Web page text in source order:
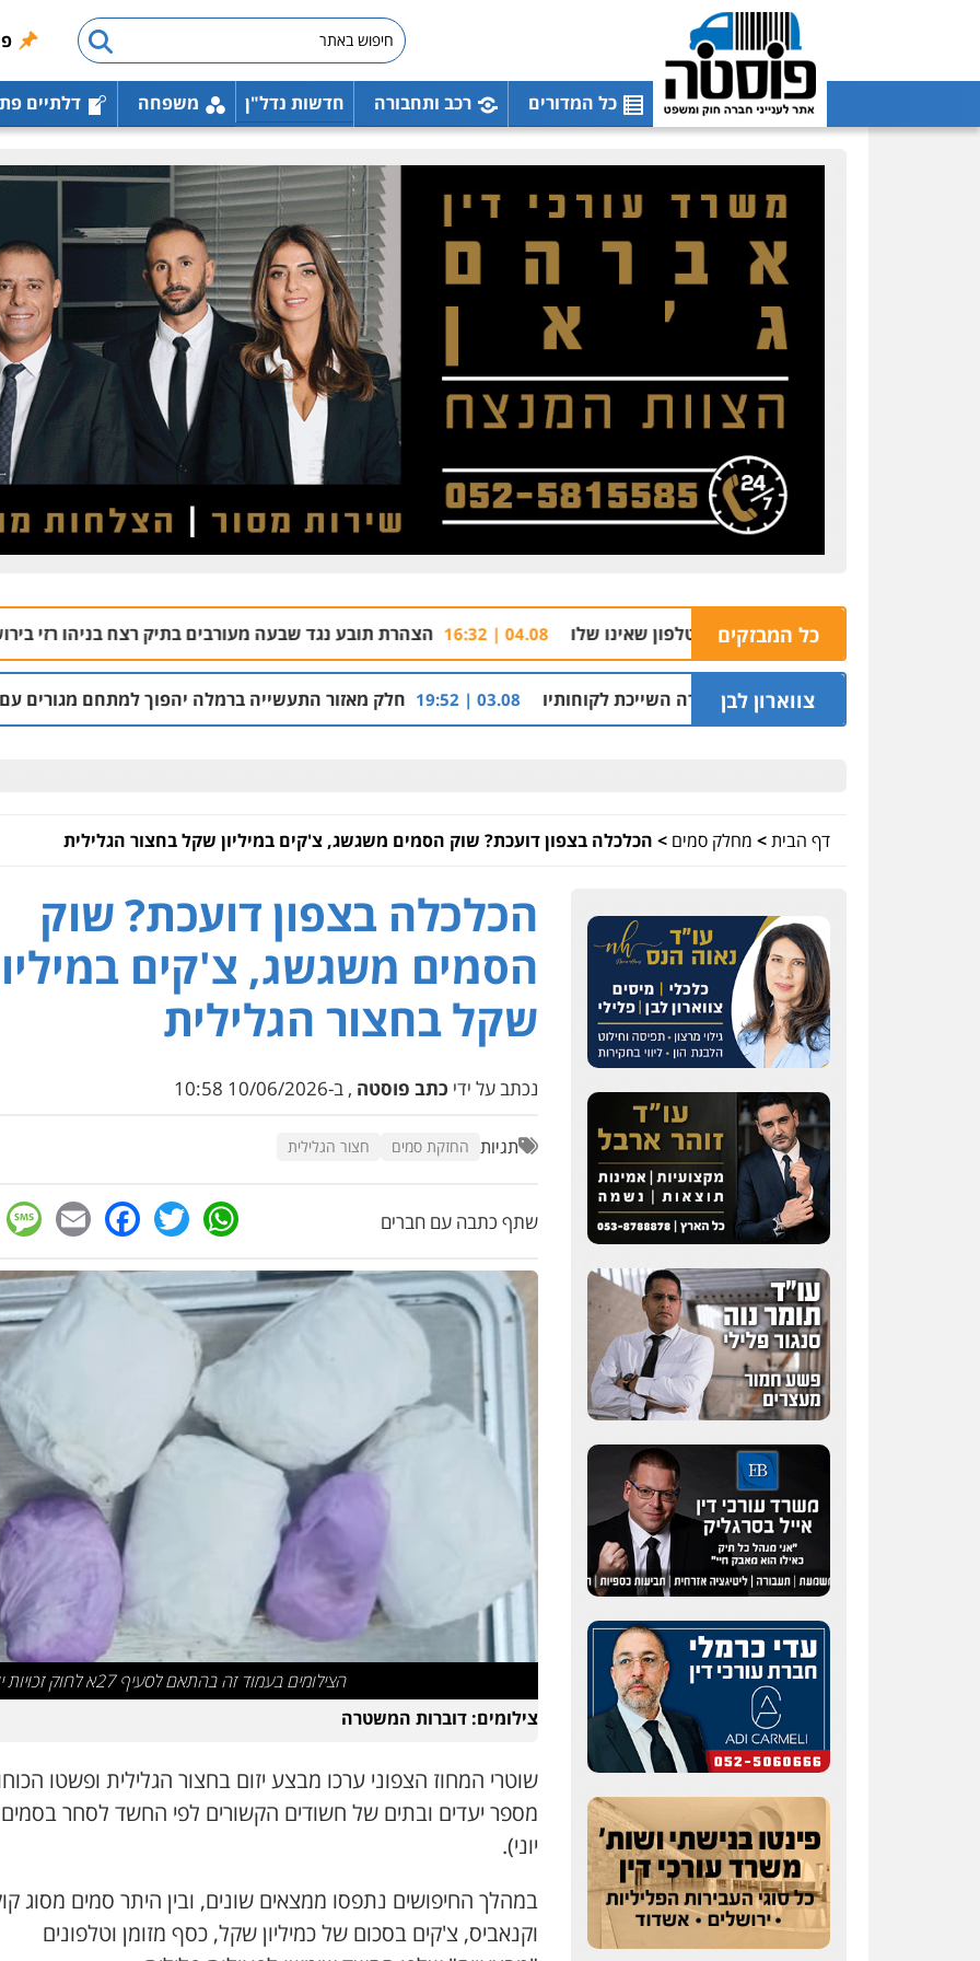
כל המדורים רכב ותחבורה חדשות נדל"ן משפחה דלתיים
כל המבזקים 04.08 | 16:32 הצהרת תובע נגד שבעה מעורבים בתיק רצח בניהו רזי בירושלים 04.08 | 13:37
צווארון לבן
שקל על דירה השייכת לקוחותיו 03.08 | 19:52 חלק מאזור התעשייה ברמלה יהפוך למתחם מגורים עם 1,700 יחידות דיור
דף הבית> מחלק סמים > הכלכלה בצפון דועכת? שוק הסמים משגשג, צ'קים במיליון שקל בחצור הגלילית
עו"ד אלון קריטי
פלילי כלכלי אלימות
סמים מעצרים
0525544654
שני אלגרבלי – משרד
עורכי דין
פלילי עורכי דין לענייני
אסירים תעבורה
0507120031
עו"ד רונן בנדל
משפט פלילי פשיעה
חמורה פלילי
0524282442
הכלכלה בצפון דועכת? שוק
הסמים משגשג, צ'קים
שקל בחצור הגלילית
נכתב על ידי כתב פוסטה , ב-10/06/2026 10:58
תגיות החזקת סמים חצור הגלילית
שתף כתבה עם חברים WhatsApp
Twitter
הצילומים בעמוד זה בהתאם לסעיף 27א לחוק זכויות יוצרים
צילומים: דוברות המשטרה
שוטרי המחוז הצפוני ערכו מבצע יזום בחצור הגלילית ופשטו
יוני).
במהלך החיפושים נתפסו ממצאים שונים, ובין היתר סמים מסוג
וקנאביס, צ'קים בסכום של כמיליון שקל, כסף מזומן וטלפונים